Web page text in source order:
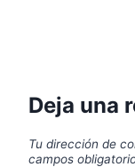
Deja una
Tu dirección de
campos